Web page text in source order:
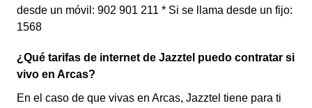
desde un móvil: 902 901 211 * Si se llama desde un fijo:
1568
¿Qué tarifas de internet de Jazztel puedo contratar si
vivo en Arcas?
En el caso de que vivas en Arcas, Jazztel tiene para ti